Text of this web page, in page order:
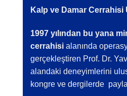
Kalp ve Damar Cerrahisi
1997 yılından bu yana
cerrahisi alanında
gerçekleştiren Prof. Dr.
alandaki deneyimlerini
kongre ve dergilerde